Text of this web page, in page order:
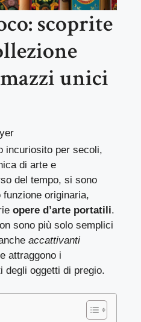
scoprite
unici
incuriosito per secoli,
di arte e
del tempo, si sono
originaria,
opere d’arte portatili.
sono più solo semplici
accattivanti
attraggono i
degli oggetti di pregio.